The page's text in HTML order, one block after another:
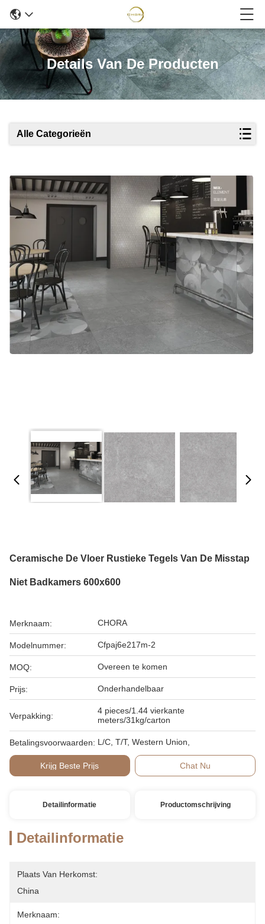
Details Van De Producten
Alle Categorieën
Ceramische De Vloer Rustieke Tegels Van De Misstap
Niet Badkamers 600x600
Merknaam: CHORA
Modelnummer: Cfpaj6e217m-2
MOQ: Overeen te komen
Prijs: Onderhandelbaar
Verpakking:
4 pieces/1.44 vierkante
meters/31kg/carton
Betalingsvoorwaarden: L/C, T/T, Western Union,
Krijg Beste Prijs Chat Nu
Detailinformatie Productomschrijving
Detailinformatie
Plaats Van Herkomst:
China
Merknaam: